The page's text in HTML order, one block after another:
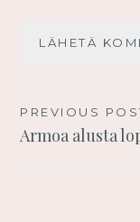
selaus
PREVIOUS
Armoa alusta